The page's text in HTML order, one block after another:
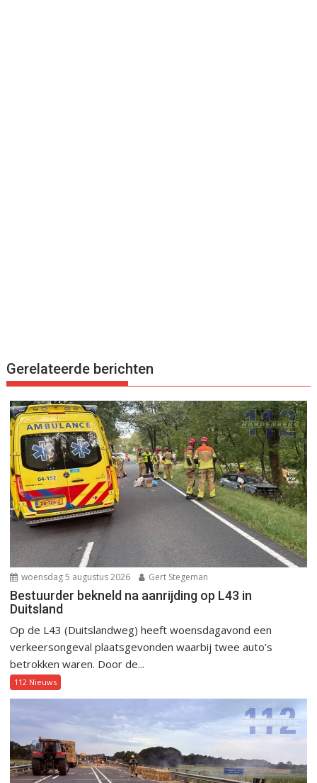
Gerelateerde berichten
woensdag 5 augustus 2026 Gert Stegeman
Bestuurder bekneld na aanrijding op L43 in
Duitsland
Op de L43 (Duitslandweg) heeft woensdagavond een
verkeersongeval plaatsgevonden waarbij twee auto’s
betrokken waren. Door de...
112 Nieuws